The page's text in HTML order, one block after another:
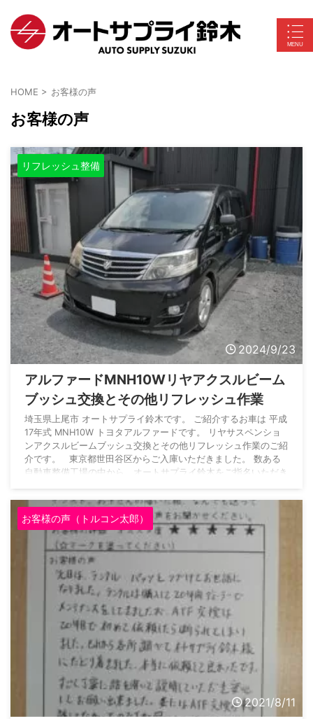
HOME > お客様の声
お客様の声
リフレッシュ整備
2024/9/23
アルファードMNH10Wリヤアクスルビーム
ブッシュ交換とその他リフレッシュ作業
埼玉県上尾市 オートサプライ鈴木です。 ご紹介するお車は 平成
17年式 MNH10W トヨタアルファードです。 リヤサスペンショ
ンアクスルビームブッシュ交換とその他リフレッシュ作業のご紹
介です。 東京都世田谷区からご入庫いただきました。 数ある
自動車整備工場の中から、オートサプライ鈴木をご指名いただき
ドG メーカー トヨタ 型式 TA-MNH10W グレード 3.0MS 初度登
録年月 平成17年8月 入庫時走行距離 6 ...
お客様の声（トルコン太郎）
2021/8/11